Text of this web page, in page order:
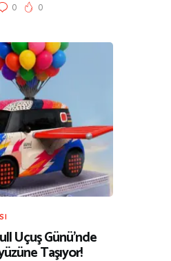
0 0
Uçuş Günü’nde
Taşıyor!